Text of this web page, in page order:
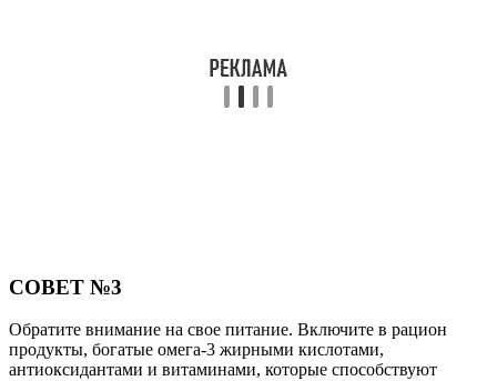
СОВЕТ №3
Обратите внимание на свое питание. Включите в рацион
продукты, богатые омега-3 жирными кислотами,
антиоксидантами и витаминами, которые способствуют